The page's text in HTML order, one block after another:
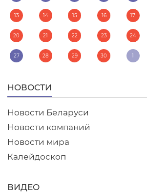
13 14 15 16 17
20 21 22 23 24
27 28 29 30 1
НОВОСТИ
Новости Беларуси
Новости компаний
Новости мира
Калейдоскоп
ВИДЕО